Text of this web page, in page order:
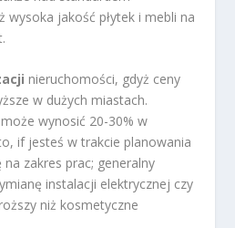
wysoka jakość płytek i mebli na
nieruchomości, gdyż ceny
w dużych miastach.
wynosić 20-30% w
if jesteś w trakcie planowania
zakres prac; generalny
instalacji elektrycznej czy
niż kosmetyczne